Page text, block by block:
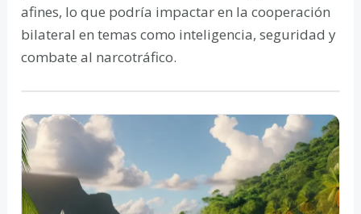
afines, lo que podría impactar en la cooperación
bilateral en temas como inteligencia, seguridad y
combate al narcotráfico.